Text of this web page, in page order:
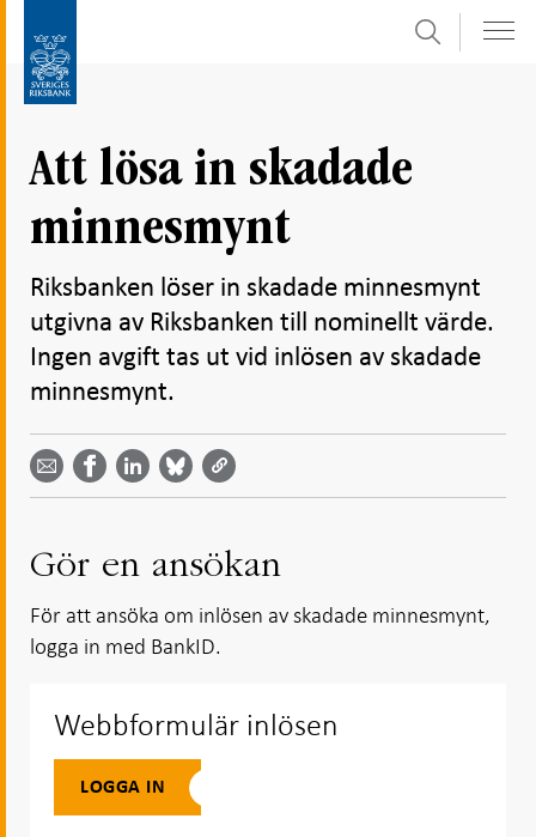
direkt
undersidor
Sök
Att lösa in skadade
minnesmynt
Riksbanken löser in skadade minnesmynt
utgivna av Riksbanken till nominellt värde.
Ingen avgift tas ut vid inlösen av skadade
minnesmynt.
Dela
email -
Öppnas
Dela på
Facebook
- Öppnas
Dela på
LinkedIn
-
Öppnas
på
Bluesky
-
på
Twitter
-
Gör en ansökan
För att ansöka om inlösen av skadade minnesmynt,
logga in med BankID.
Webbformulär inlösen
LOGGA IN